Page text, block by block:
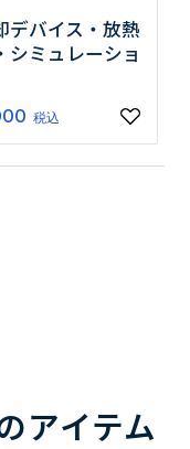
バイス・放熱
シミュレーショ
税込
アイテム